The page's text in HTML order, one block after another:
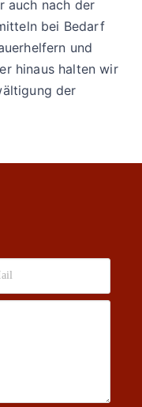
auch nach der
bei Bedarf
und
hinaus halten wir
der